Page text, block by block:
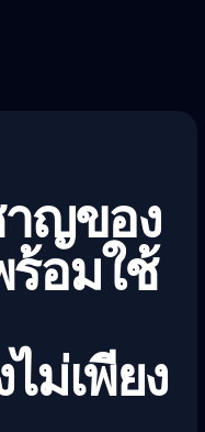
ญของ
อมใช้
ม่เพียง